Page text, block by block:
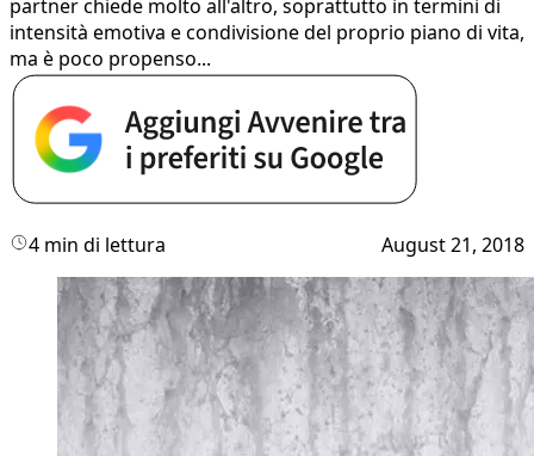
partner chiede molto all'altro, soprattutto in termini di
intensità emotiva e condivisione del proprio piano di vita,
ma è poco propenso...
4 min di lettura August 21, 2018